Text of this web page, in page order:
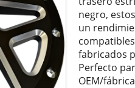
negro,
un
fabricados
Perfecto
OEM/